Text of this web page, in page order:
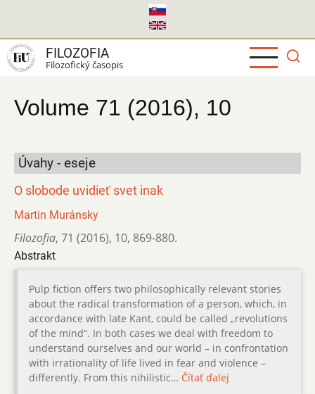
hlavný
obsah
FILOZOFIA
Filozofický časopis
Volume 71 (2016), 10
Úvahy - eseje
O slobode uvidieť svet inak
Martin Muránsky
Filozofia, 71 (2016), 10, 869-880.
Abstrakt
Pulp fiction offers two philosophically relevant stories
about the radical transformation of a person, which, in
accordance with late Kant, could be called „revolutions
of the mind“. In both cases we deal with freedom to
understand ourselves and our world – in confrontation
with irrationality of life lived in fear and violence –
differently. From this nihilistic… Čítať ďalej